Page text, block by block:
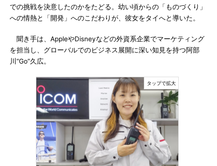
での挑戦を決意したのかをたどる。幼い頃からの「ものづくり」
への情熱と「開発」へのこだわりが、彼女をタイへと導いた。
聞き手は、AppleやDisneyなどの外資系企業でマーケティング
を担当し、グローバルでのビジネス展開に深い知見を持つ阿部
川“Go”久広。